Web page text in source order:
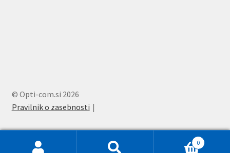
© Opti-com.si 2026
Pravilnik o zasebnosti
0